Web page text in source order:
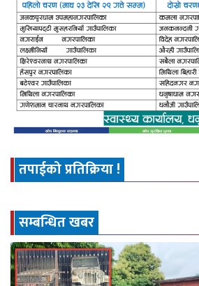
तपाईको प्रतिक्रिया !
सम्बन्धित खबर